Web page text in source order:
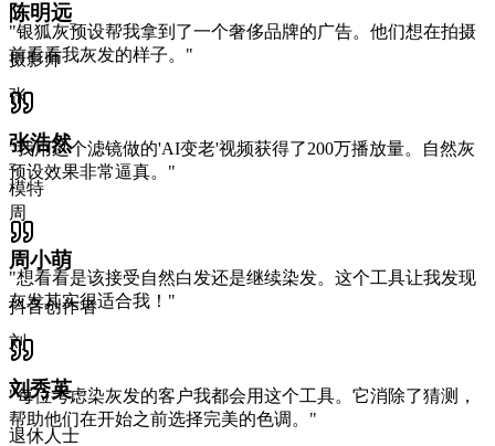
陈明远
摄影师
"我用这个滤镜做的'AI变老'视频获得了200万播放量。自然灰
预设效果非常逼真。 "
周
周小萌
抖音创作者
"每位考虑染灰发的客户我都会用这个工具。它消除了猜测，
帮助他们在开始之前选择完美的色调。 "
"银狐灰预设帮我拿到了一个奢侈品牌的广告。他们想在拍摄
前看看我灰发的样子。 "
张
张浩然
模特
"想看看是该接受自然白发还是继续染发。这个工具让我发现
灰发其实很适合我！ "
刘
刘秀英
退休人士